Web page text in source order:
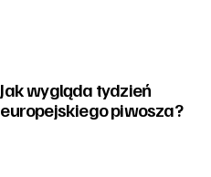
Jak wygląda tydzień
europejskiego piwosza?